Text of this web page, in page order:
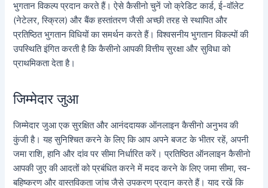
भुगतान विकल्प प्रदान करते हैं। ऐसे कैसीनो चुनें जो क्रेडिट कार्ड, ई-वॉलेट
(नेटेलर, स्क्रिल) और बैंक हस्तांतरण जैसी अच्छी तरह से स्थापित और
प्रतिष्ठित भुगतान विधियों का समर्थन करते हैं। विश्वसनीय भुगतान विकल्पों की
उपस्थिति इंगित करती है कि कैसीनो आपकी वित्तीय सुरक्षा और सुविधा को
प्राथमिकता देता है।
जिम्मेदार जुआ
जिम्मेदार जुआ एक सुरक्षित और आनंददायक ऑनलाइन कैसीनो अनुभव की
कुंजी है। यह सुनिश्चित करने के लिए कि आप अपने बजट के भीतर रहें, अपनी
जमा राशि, हानि और दांव पर सीमा निर्धारित करें। प्रतिष्ठित ऑनलाइन कैसीनो
आपकी जुए की आदतों को प्रबंधित करने में मदद करने के लिए जमा सीमा, स्व-
बहिष्करण और वास्तविकता जांच जैसे उपकरण प्रदान करते हैं। याद रखें कि